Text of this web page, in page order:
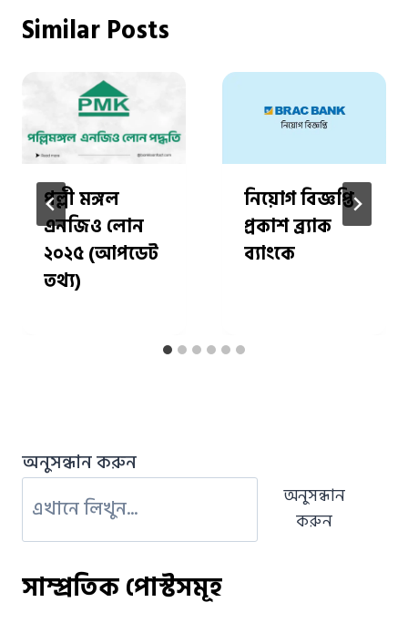
Similar Posts
পল্লী মঙ্গল
এনজিও লোন
২০২৫ (আপডেট
তথ্য)
নিয়োগ বিজ্ঞপ্তি
প্রকাশ ব্র্যাক
ব্যাংকে
অনুসন্ধান করুন
অনুসন্ধান
করুন
সাম্প্রতিক পোস্টসমূহ